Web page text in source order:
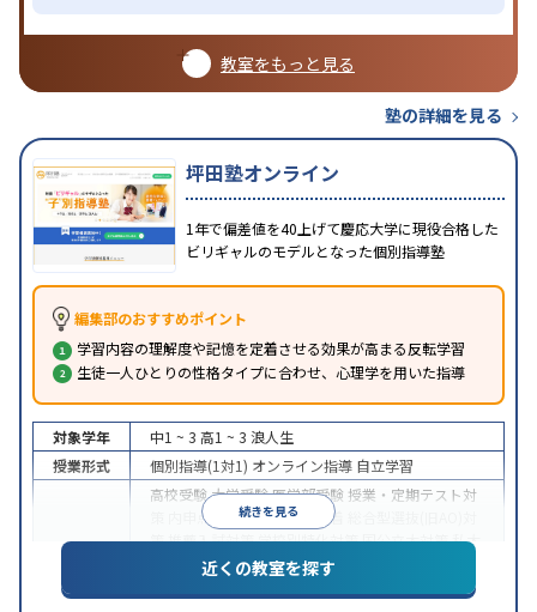
教室をもっと見る
塾の詳細を見る
坪田塾オンライン
1年で偏差値を40上げて慶応大学に現役合格した
ビリギャルのモデルとなった個別指導塾
編集部のおすすめポイント
学習内容の理解度や記憶を定着させる効果が高まる反転学習
生徒一人ひとりの性格タイプに合わせ、心理学を用いた指導
続きを見る
対象学年 中1 ~ 3 高1 ~ 3 浪人生
授業形式
個別指導(1対1) オンライン指導 自立学習
高校受験大学受験医学部受験 授業・定期テスト対
内申点対策学習習慣の定着
策推薦入試対策学校別特化対策国公立大対策私大
共通テスト対策英検(英語検定)対策
その
近くの教室を探す